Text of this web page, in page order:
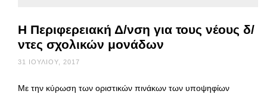
Η Περιφερειακή Δ/νση για τους νέους δ/
ντες σχολικών μονάδων
31 ΙΟΥΛΊΟΥ, 2017
Με την κύρωση των οριστικών πινάκων των υποψηφίων